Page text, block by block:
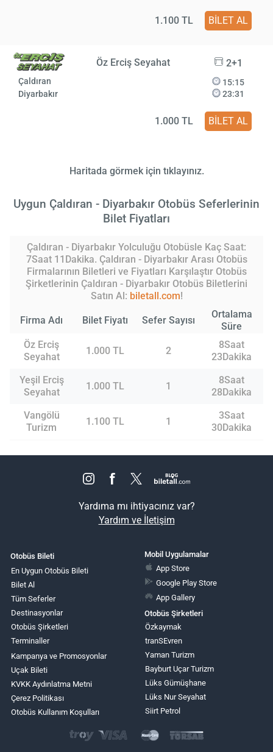
1.100 TL BİLET AL
Öz Erciş Seyahat 2+1
Çaldıran
Diyarbakır
15:15
23:31
1.000 TL BİLET AL
Haritada görmek için tıklayınız.
Uygun Çaldıran - Diyarbakır Otobüs Seferlerinin
Bilet Fiyatları
Çaldıran - Diyarbakır Yolculuğu Otobüsle Kaç Saat:
7Saat 11Dakika. Çaldıran - Diyarbakır Arası Otobüs
Firmalarının Biletleri ve Fiyatları Karşılaştır Otobüs
Şirketlerinin Çaldıran - Diyarbakır Otobüs Biletlerini
Satın Al: biletall.com!
Firma Adı Bilet Fiyatı Sefer Sayısı
Ortalama
Süre
Öz Erciş
Seyahat
1.000 TL 2
8Saat
23Dakika
Yeşil Erciş
Seyahat
1.000 TL 1
8Saat
28Dakika
Vangölü
Turizm
1.100 TL 1
3Saat
30Dakika
Yardıma mı ihtiyacınız var?
Yardım ve İletişim
Otobüs Bileti
En Uygun Otobüs Bileti
Bilet Al
Tüm Seferler
Destinasyonlar
Otobüs Şirketleri
Terminaller
Kampanya ve Promosyonlar
Uçak Bileti
KVKK Aydınlatma Metni
Çerez Politikası
Otobüs Kullanım Koşulları
Mobil Uygulamalar
App Store
Google Play Store
App Gallery
Otobüs Şirketleri
Özkaymak
tranSEvren
Yaman Turizm
Bayburt Uçar Turizm
Lüks Gümüşhane
Lüks Nur Seyahat
Siirt Petrol